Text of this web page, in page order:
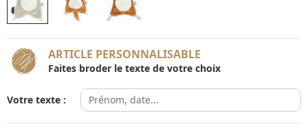
ARTICLE PERSONNALISABLE
Faites broder le texte de votre choix
Votre texte :